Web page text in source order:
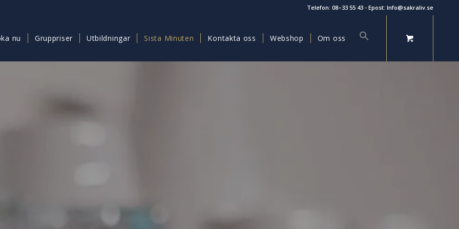
Telefon: 08–33 55 43 - Epost: Info@sakraliv.se
nu Gruppriser Utbildningar Sista Minuten Kontakta oss Webshop Om oss